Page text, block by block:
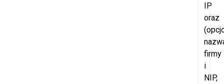
IP
oraz
firmy
i
NIP,